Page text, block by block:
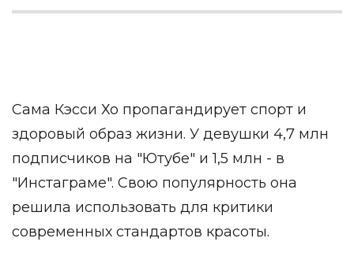
Сама Кэсси Хо пропагандирует спорт и
здоровый образ жизни. У девушки 4,7 млн
подписчиков на "Ютубе" и 1,5 млн - в
"Инстаграме". Свою популярность она
решила использовать для критики
современных стандартов красоты.